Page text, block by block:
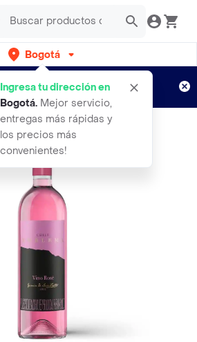
Bogotá
Ingresa tu dirección en
Bogotá. Mejor servicio,
entregas más rápidas y
los precios más
convenientes!
gratis por semanas
Aplican TyC